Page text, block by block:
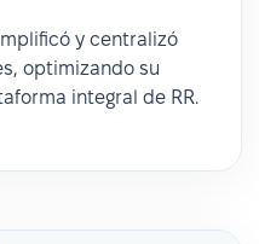
y centralizó
optimizando su
integral de RR.